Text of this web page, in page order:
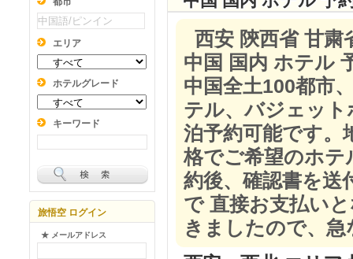
エリア
ホテルグレード
キーワード
旅悟空 ログイン
★ メールアドレス
西安 陝西省 甘粛
中国 国内 ホテル
中国全土100都市
テル、バジェッ
泊予約可能です。
格でご希望のホテ
約後、確認書を送
で 直接お支払い
きましたので、